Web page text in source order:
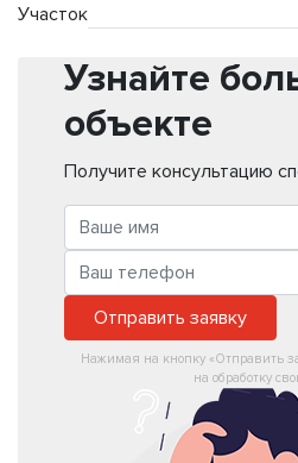
Участок
Узнайте
объекте
Получите консультацию
Отправить заявку
Нажимая на кнопку «Отправить
на обработку